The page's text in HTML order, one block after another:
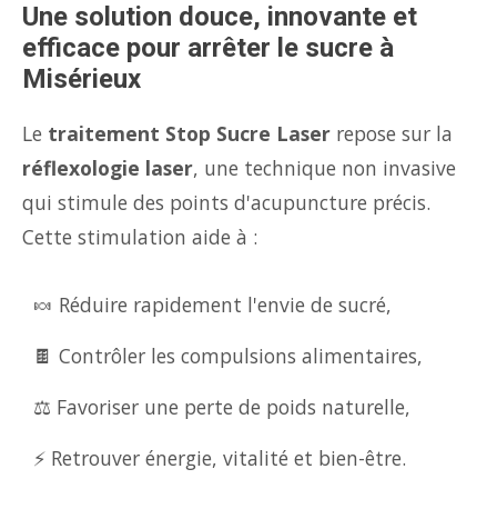
Une solution douce, innovante et
efficace pour arrêter le sucre à
Misérieux
Le traitement Stop Sucre Laser repose sur la
réflexologie laser, une technique non invasive
qui stimule des points d'acupuncture précis.
Cette stimulation aide à :
🍬 Réduire rapidement l'envie de sucré,
🍫 Contrôler les compulsions alimentaires,
⚖️ Favoriser une perte de poids naturelle,
⚡ Retrouver énergie, vitalité et bien-être.